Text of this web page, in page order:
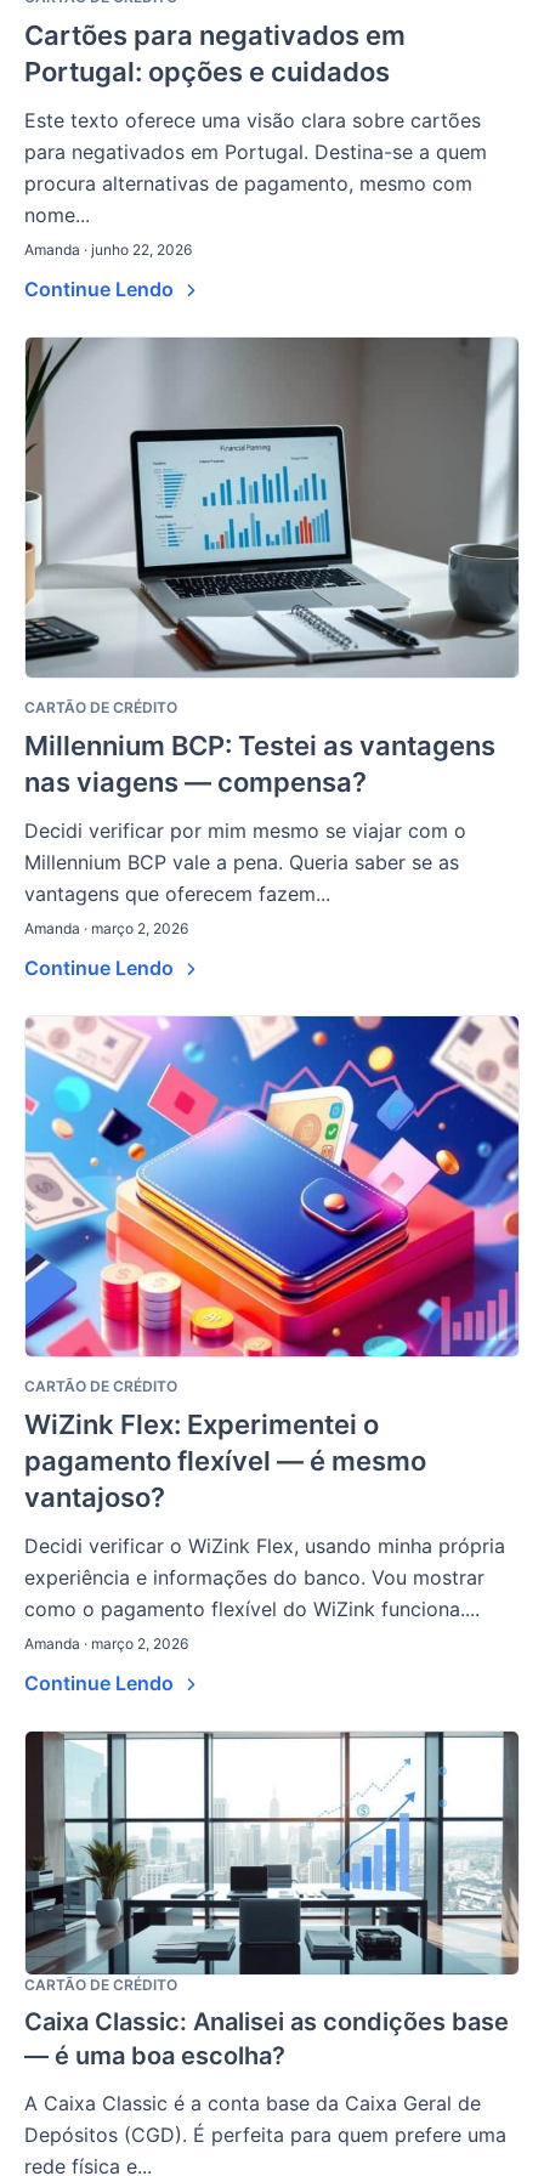
Cartões para negativados em
Portugal: opções e cuidados
Este texto oferece uma visão clara sobre cartões
para negativados em Portugal. Destina-se a quem
procura alternativas de pagamento, mesmo com
nome...
Amanda · junho 22, 2026
Continue Lendo
CARTÃO DE CRÉDITO
Millennium BCP: Testei as vantagens
nas viagens — compensa?
Decidi verificar por mim mesmo se viajar com o
Millennium BCP vale a pena. Queria saber se as
vantagens que oferecem fazem...
Amanda · março 2, 2026
Continue Lendo
CARTÃO DE CRÉDITO
WiZink Flex: Experimentei o
pagamento flexível — é mesmo
vantajoso?
Decidi verificar o WiZink Flex, usando minha própria
experiência e informações do banco. Vou mostrar
como o pagamento flexível do WiZink funciona....
Amanda · março 2, 2026
Continue Lendo
CARTÃO DE CRÉDITO
Caixa Classic: Analisei as condições base
— é uma boa escolha?
A Caixa Classic é a conta base da Caixa Geral de
Depósitos (CGD). É perfeita para quem prefere uma
rede física e...